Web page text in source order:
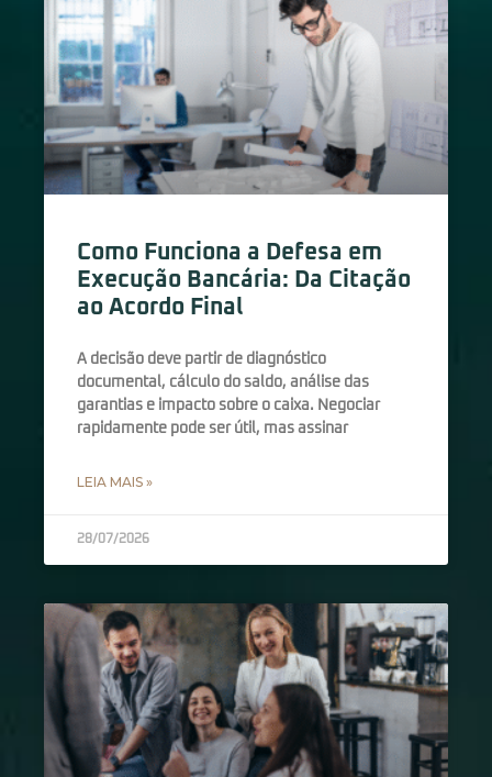
Como Funciona a Defesa em
Execução Bancária: Da Citação
ao Acordo Final
A decisão deve partir de diagnóstico
documental, cálculo do saldo, análise das
garantias e impacto sobre o caixa. Negociar
rapidamente pode ser útil, mas assinar
LEIA MAIS »
28/07/2026